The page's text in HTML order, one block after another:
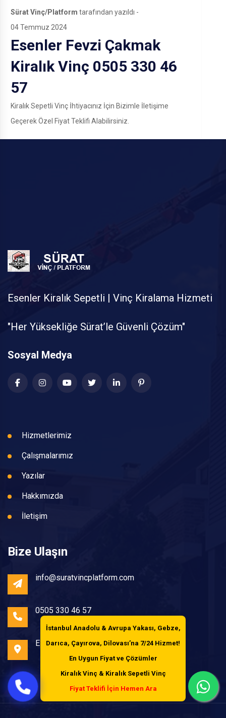
Sürat Vinç/Platform tarafından yazıldı -
04 Temmuz 2024
Esenler Fevzi Çakmak
Kiralık Vinç 0505 330 46
57
Kiralık Sepetli Vinç İhtiyacınız İçin Bizimle İletişime
Geçerek Özel Fiyat Teklifi Alabilirsiniz.
İstanbul Anadolu & Avrupa Yakası, Gebze,
Darıca, Çayırova, Dilovası’na 7/24 Hizmet!
En Uygun Fiyat ve Çözümler
Kiralık Vinç & Kiralık Sepetli Vinç
Fiyat Teklifi İçin Hemen Ara
Esenler Kiralık Sepetli | Vinç Kiralama Hizmeti
"Her Yüksekliğe Sürat’le Güvenli Çözüm"
Sosyal Medya
Hizmetlerimiz
Çalışmalarımız
Yazılar
Hakkımızda
İletişim
Bize Ulaşın
info@suratvincplatform.com
0505 330 46 57
Esenler /İstanbul